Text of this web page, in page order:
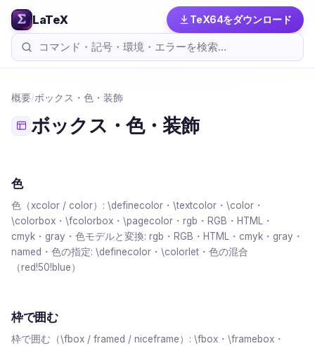
LaTeX TeX64をダウンロード
概要/ボックス・色・装飾
ボックス・色・装飾
色
色（xcolor / color）: \definecolor・\textcolor・\color・
\colorbox・\fcolorbox・\pagecolor・rgb・RGB・HTML・
cmyk・gray・色モデルと変換: rgb・RGB・HTML・cmyk・gray・
named・色の指定: \definecolor・\colorlet・色の混合
（red!50!blue）
枠で囲む
枠で囲む（\fbox / framed / niceframe）: \fbox・\framebox・